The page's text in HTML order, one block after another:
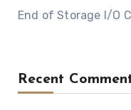
End of Storage I/O
Recent